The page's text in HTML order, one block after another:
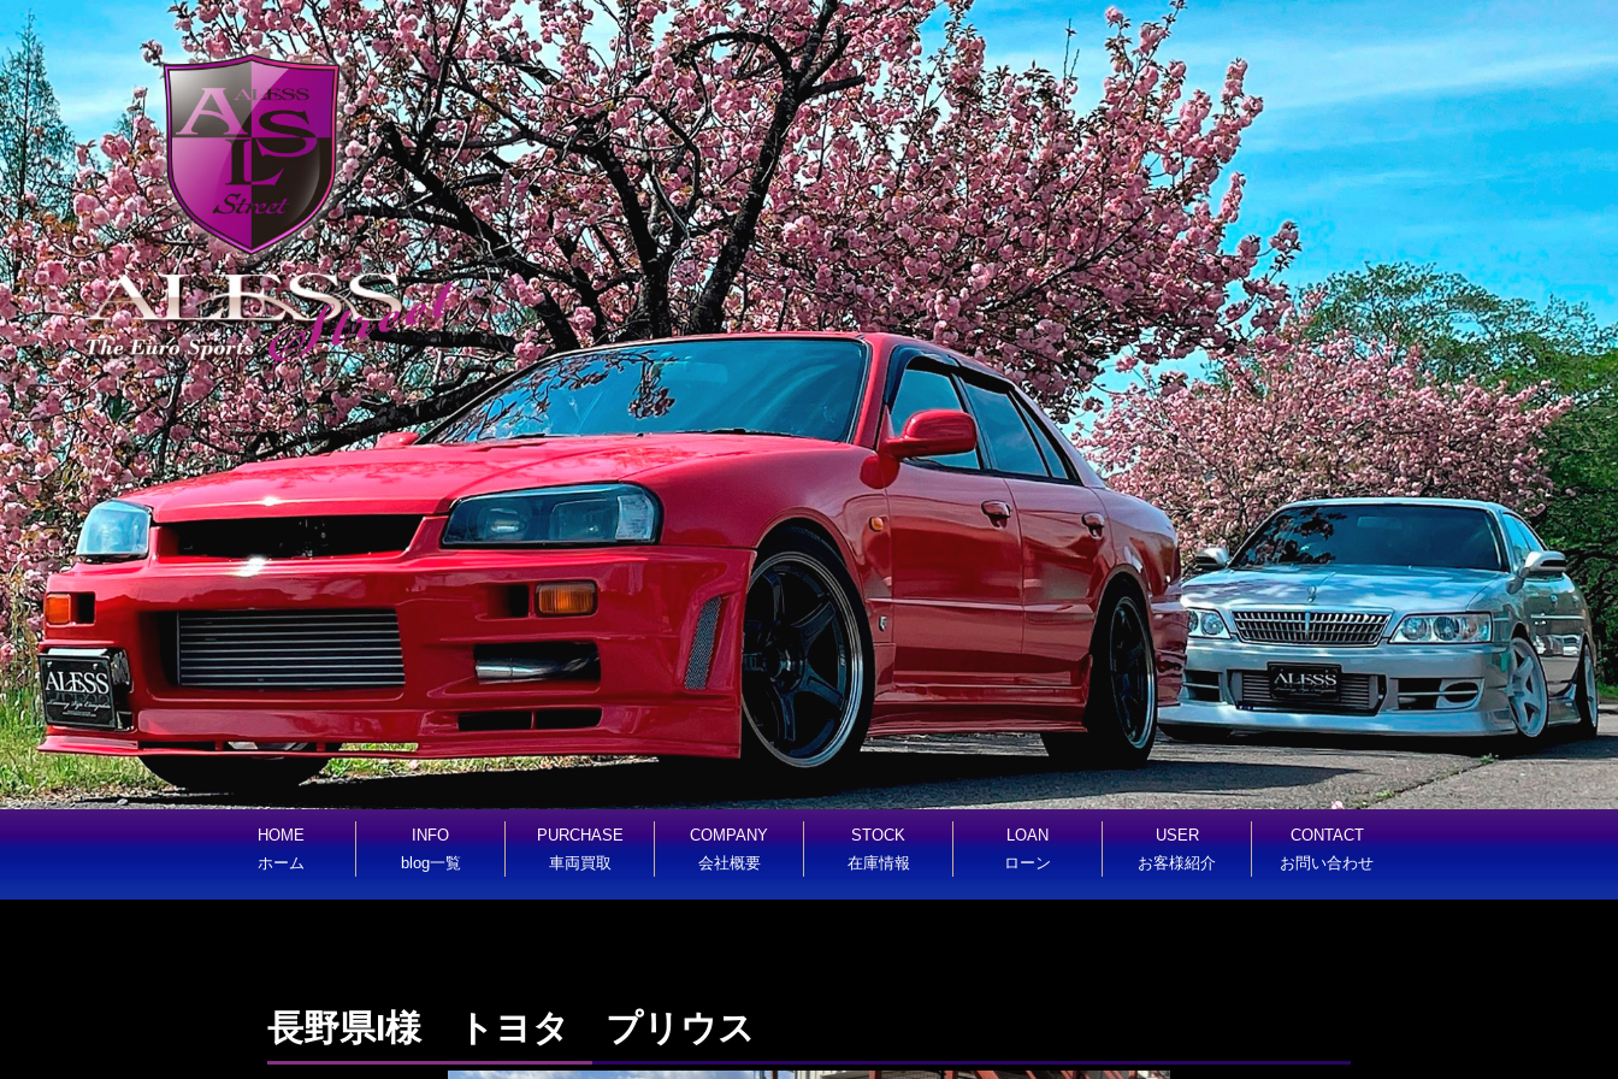
HOME
ホーム
INFO
blog一覧
PURCHASE
車両買取
COMPANY
会社概要
STOCK
在庫情報
LOAN
ローン
USER
お客様紹介
CONTACT
お問い合わせ
長野県I様 トヨタ プリウス